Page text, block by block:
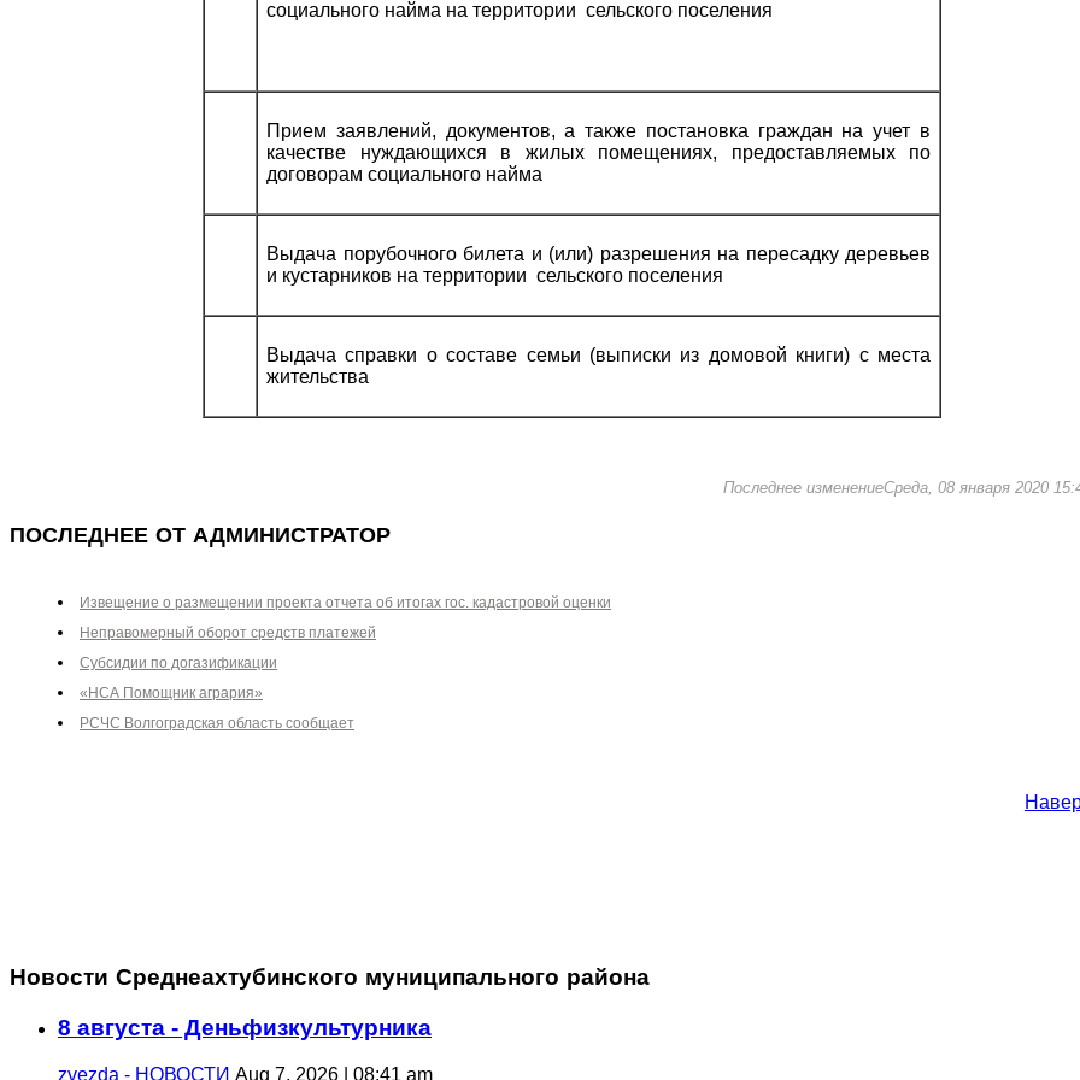
социального найма на территории сельского поселения
Прием заявлений, документов, а также постановка граждан на учет в
качестве нуждающихся в жилых помещениях, предоставляемых по
договорам социального найма
Выдача порубочного билета и (или) разрешения на пересадку деревьев
и кустарников на территории сельского поселения
Выдача справки о составе семьи (выписки из домовой книги) с места
жительства
Последнее изменениеСреда, 08 января 2020
ПОСЛЕДНЕЕ ОТ АДМИНИСТРАТОР
Извещение о размещении проекта отчета об итогах гос. кадастровой оценки
Неправомерный оборот средств платежей
Субсидии по догазификации
«НСА Помощник агрария»
РСЧС Волгоградская область сообщает
Новости Среднеахтубинского муниципального района
8 августа - Деньфизкультурника
zvezda - НОВОСТИ Aug 7, 2026 | 08:41 am